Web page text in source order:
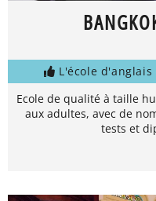
L'école
Ecole de qualité à taille
aux adultes, avec de
tests et